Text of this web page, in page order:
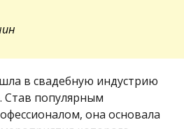
в свадебную индустрию
Став популярным
она основала